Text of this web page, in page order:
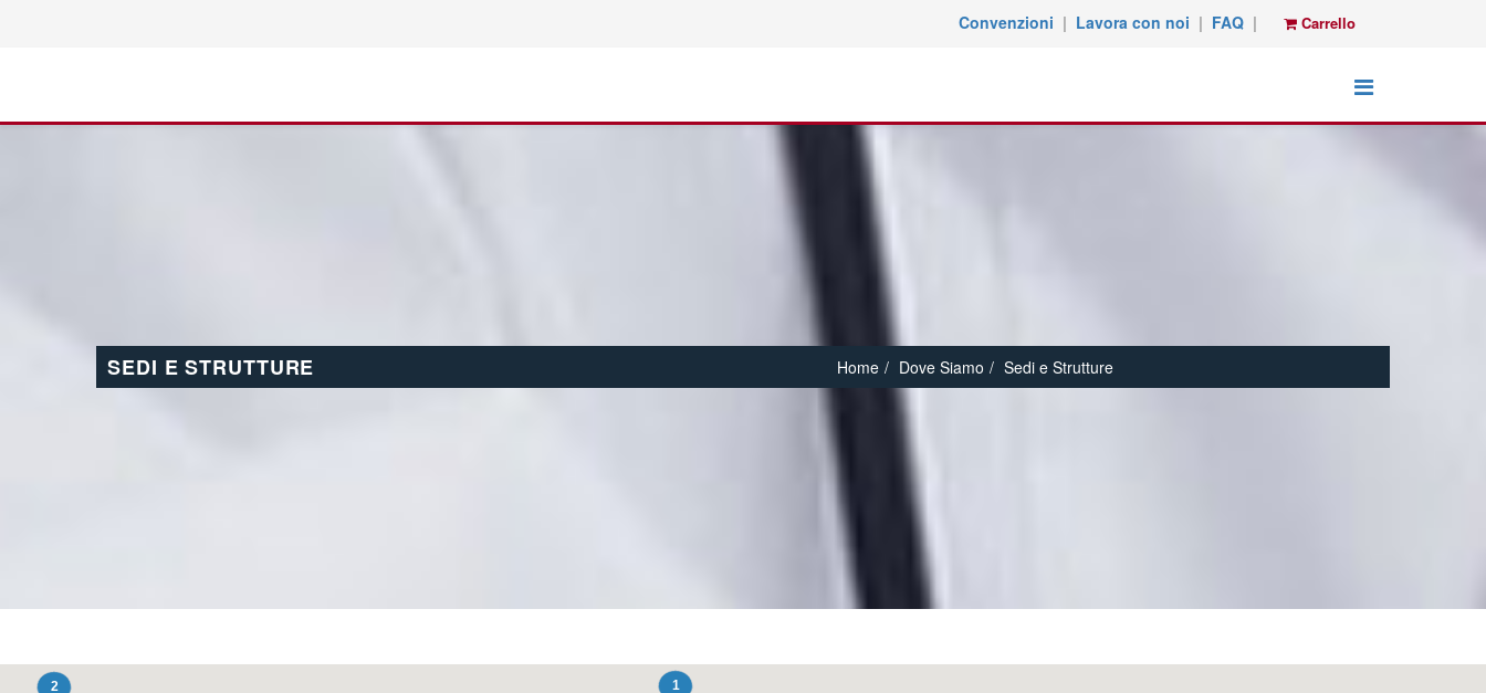
Convenzioni | Lavora con noi | FAQ | Carrello
SEDI E STRUTTURE Home Dove Siamo Sedi e Strutture